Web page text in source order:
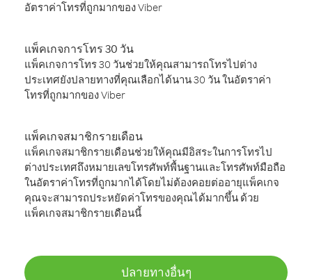
อัตราค่าโทรที่ถูกมากของ Viber
แพ็คเกจการโทร 30 วัน
แพ็คเกจการโทร 30 วันช่วยให้คุณสามารถโทรไปต่าง
ประเทศยังปลายทางที่คุณเลือกได้นาน 30 วัน ในอัตราค่า
โทรที่ถูกมากของ Viber
แพ็คเกจสมาชิกรายเดือน
แพ็คเกจสมาชิกรายเดือนช่วยให้คุณมีอิสระในการโทรไป
ต่างประเทศถึงหมายเลขโทรศัพท์พื้นฐานและโทรศัพท์มือถือ
ในอัตราค่าโทรที่ถูกมากได้โดยไม่ต้องคอยต่ออายุแพ็คเกจ
คุณจะสามารถประหยัดค่าโทรของคุณได้มากขึ้น ด้วย
แพ็คเกจสมาชิกรายเดือนนี้
ปลายทางอื่นๆ